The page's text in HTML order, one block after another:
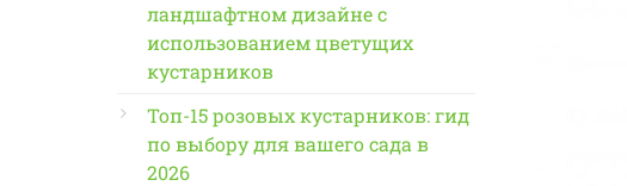
ландшафтном дизайне с
использованием цветущих
кустарников
Топ-15 розовых кустарников: гид
по выбору для вашего сада в
2026